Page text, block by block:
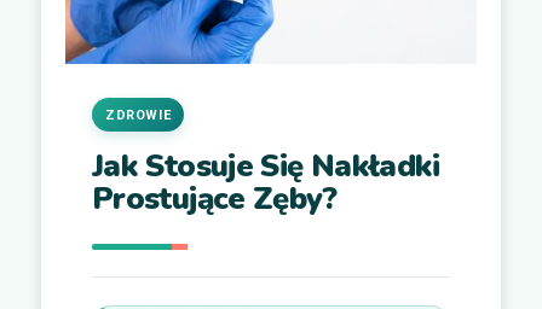
Jak Stosuje Się Nakładki
Prostujące Zęby?
ZDROWIE